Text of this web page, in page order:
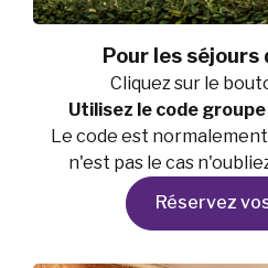
Pour les séjours
Cliquez sur le
Utilisez le code groupe
Le code est
n'est pas le cas
Réservez